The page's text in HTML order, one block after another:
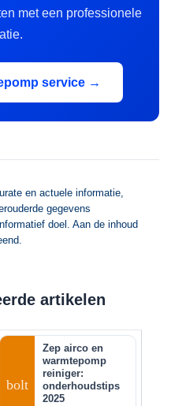
met een professionele
service →
en actuele informatie,
gegevens
doel. Aan de inhoud
artikelen
bolt
Zep airco en
warmtepomp
reiniger:
onderhoudstips
2025